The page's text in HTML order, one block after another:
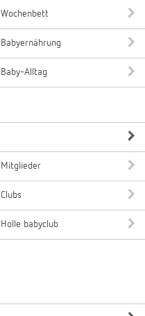
Wochenbett
Babyernährung
Baby-Alltag
Mitglieder
Clubs
Holle babyclub